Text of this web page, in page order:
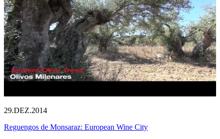
29.DEZ.2014
Reguengos de Monsaraz: European Wine City